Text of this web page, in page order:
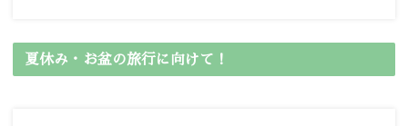
夏休み・お盆の旅行に向けて！